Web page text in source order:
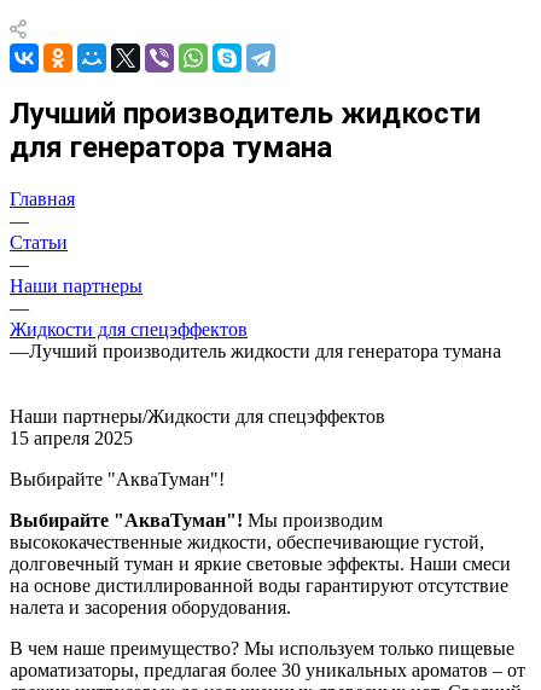
Лучший производитель жидкости
для генератора тумана
Главная
—
Статьи
—
Наши партнеры
—
Жидкости для спецэффектов
—Лучший производитель жидкости для генератора тумана
Наши партнеры/Жидкости для спецэффектов
15 апреля 2025
Выбирайте "АкваТуман"!
Выбирайте "АкваТуман"! Мы производим
высококачественные жидкости, обеспечивающие густой,
долговечный туман и яркие световые эффекты. Наши смеси
на основе дистиллированной воды гарантируют отсутствие
налета и засорения оборудования.
В чем наше преимущество? Мы используем только пищевые
ароматизаторы, предлагая более 30 уникальных ароматов – от